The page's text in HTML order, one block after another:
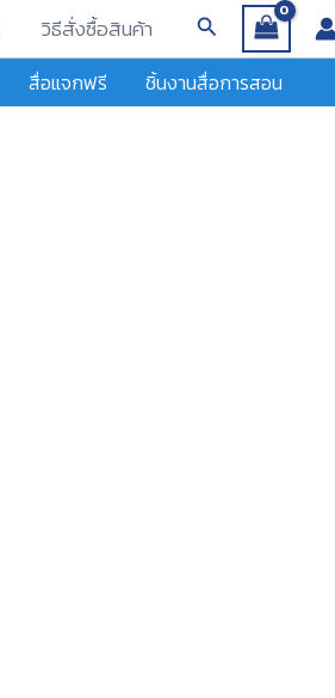
วิธีสั่งซื้อสินค้า Search
สื่อแจกฟรี ชิ้นงานสื่อการสอน